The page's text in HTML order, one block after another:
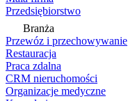
Przedsiębiorstwo
Branża
Przewóz i przechowywanie
Restauracja
Praca zdalna
CRM nieruchomości
Organizacje medyczne